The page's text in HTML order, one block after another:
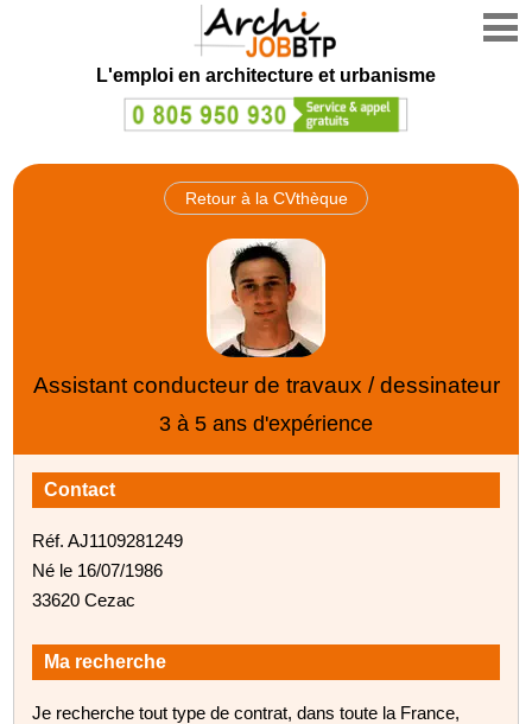
L'emploi en architecture et urbanisme
Retour à la CVthèque
Assistant conducteur de travaux / dessinateur
3 à 5 ans d'expérience
Contact
Réf. AJ1109281249
Né le 16/07/1986
33620 Cezac
Ma recherche
Je recherche tout type de contrat, dans toute la France,